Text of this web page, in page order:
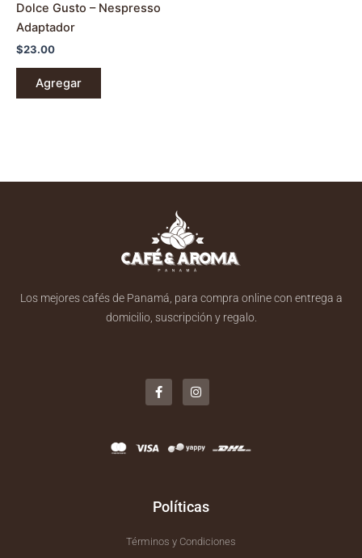
Dolce Gusto – Nespresso
Adaptador
$23.00
Agregar
Los mejores cafés de Panamá, para compra online con entrega a
domicilio, suscripción y regalo.
a
c
e
o
k
n
s
t
a
Políticas
Términos y Condiciones